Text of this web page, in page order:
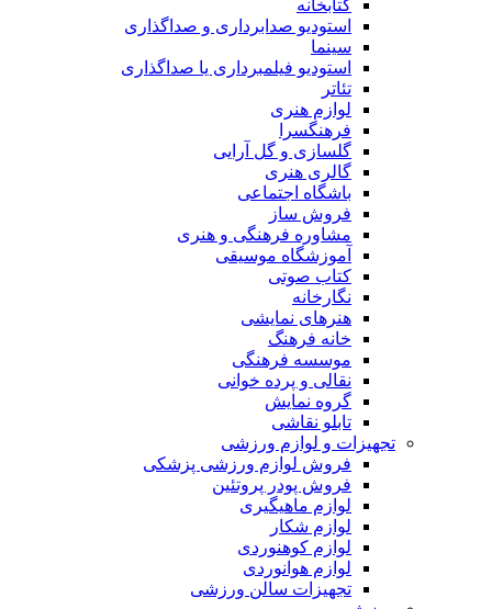
کتابخانه
استودیو صدابرداری و صداگذاری
سینما
استودیو فیلمبرداری یا صداگذاری
تئاتر
لوازم هنری
فرهنگسرا
گلسازی و گل آرایی
گالری هنری
باشگاه اجتماعی
فروش ساز
مشاوره فرهنگی و هنری
آموزشگاه موسیقی
کتاب صوتی
نگارخانه
هنرهای نمایشی
خانه فرهنگ
موسسه فرهنگی
نقالی و پرده خوانی
گروه نمایش
تابلو نقاشی
تجهیزات و لوازم ورزشی
فروش لوازم ورزشی پزشکی
فروش پودر پروتئین
لوازم ماهیگیری
لوازم شکار
لوازم کوهنوردی
لوازم هوانوردی
تجهیزات سالن ورزشی